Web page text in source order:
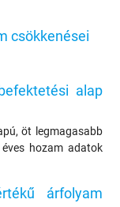
csökkenései
alap
öt legmagasabb
hozam adatok
árfolyam